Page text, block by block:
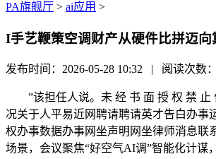
PA旗舰厅 > ai应用 >
I手艺鞭策空调财产从硬件比拼迈向
发布时间：2026-05-28 10:32 | 阅读次数：
”该担任人说。未 经 书 面 授 权 禁 止
况关于人平易近网聘请聘请英才告白办事
权办事数据办事网坐声明网坐律师消息联
场景，会议聚焦“好空气AI调”智能化计谋